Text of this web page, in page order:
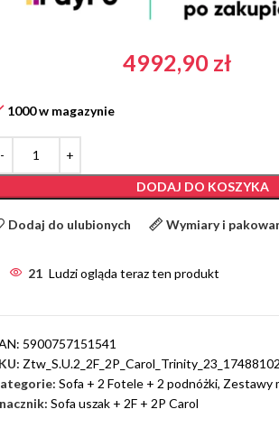
4992,90 zł
1000 w magazynie
DODAJ DO KOSZYKA
Dodaj do ulubionych Wymiary i
21 Ludzi ogląda teraz ten produkt
5900757151541
Sofa + 2 Fotele + 2 podnóżki, Zestawy
Sofa uszak + 2F + 2P Carol